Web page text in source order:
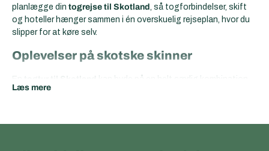
planlægge din togrejse til Skotland , så togforbindelser, skift
og hoteller hænger sammen i én overskuelig rejseplan, hvor du
slipper for at køre selv.
Oplevelser på skotske skinner
af historiske byer, dramatiske landskaber og kyststrækninger.
Læs mere